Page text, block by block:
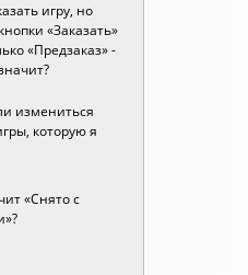
игру, но
«Заказать»
«Предзаказ» -
измениться
которую я
«Снято с